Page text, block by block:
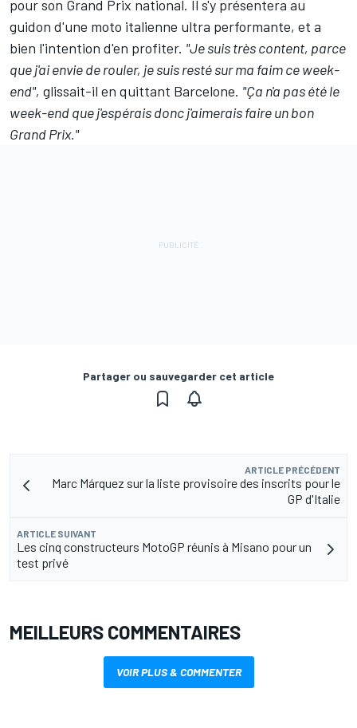
pour son Grand Prix national. Il s'y présentera au
guidon d'une moto italienne ultra performante, et a
bien l'intention d'en profiter. "Je suis très content, parce
que j'ai envie de rouler, je suis resté sur ma faim ce week-
end", glissait-il en quittant Barcelone. "Ça n'a pas été le
week-end que j'espérais donc j'aimerais faire un bon
Grand Prix."
Partager ou sauvegarder cet article
ARTICLE PRÉCÉDENT
Marc Márquez sur la liste provisoire des inscrits pour le
GP d'Italie
ARTICLE SUIVANT
Les cinq constructeurs MotoGP réunis à Misano pour un
test privé
MEILLEURS COMMENTAIRES
VOIR PLUS & COMMENTER